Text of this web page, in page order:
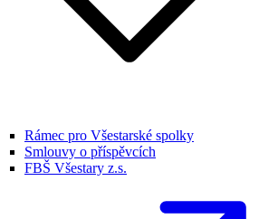
Rámec pro Všestarské spolky
Smlouvy o příspěvcích
FBŠ Všestary z.s.